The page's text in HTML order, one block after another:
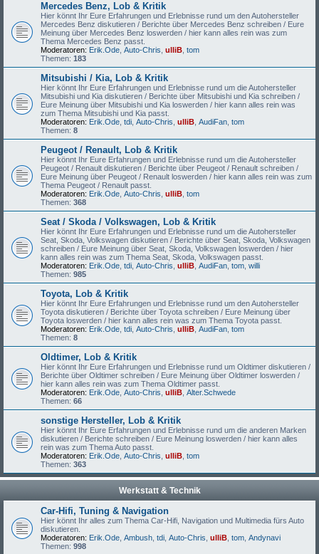
Mercedes Benz, Lob & Kritik
Hier könnt Ihr Eure Erfahrungen und Erlebnisse rund um den Autohersteller
Mercedes Benz diskutieren / Berichte über Mercedes Benz schreiben / Eure
Meinung über Mercedes Benz loswerden / hier kann alles rein was zum
Thema Mercedes Benz passt.
Moderatoren: Erik.Ode Auto-Chris ulliB tom
Themen: 183
Mitsubishi / Kia, Lob & Kritik
Hier könnt Ihr Eure Erfahrungen und Erlebnisse rund um die Autohersteller
Mitsubishi und Kia diskutieren / Berichte über Mitsubishi und Kia schreiben /
Eure Meinung über Mitsubishi und Kia loswerden / hier kann alles rein was
zum Thema Mitsubishi und Kia passt.
Moderatoren: Erik.Ode tdi Auto-Chris ulliB AudiFan tom
Themen: 8
Peugeot / Renault, Lob & Kritik
Hier könnt Ihr Eure Erfahrungen und Erlebnisse rund um die Autohersteller
Peugeot / Renault diskutieren / Berichte über Peugeot / Renault schreiben /
Eure Meinung über Peugeot / Renault loswerden / hier kann alles rein was zum
Thema Peugeot / Renault passt.
Moderatoren: Erik.Ode Auto-Chris ulliB tom
Themen: 368
Seat / Skoda / Volkswagen, Lob & Kritik
Hier könnt Ihr Eure Erfahrungen und Erlebnisse rund um die Autohersteller
Seat, Skoda, Volkswagen diskutieren / Berichte über Seat, Skoda, Volkswagen
schreiben / Eure Meinung über Seat, Skoda, Volkswagen loswerden / hier
kann alles rein was zum Thema Seat, Skoda, Volkswagen passt.
Moderatoren: Erik.Ode tdi Auto-Chris ulliB AudiFan tom willi
Themen: 985
Toyota, Lob & Kritik
Hier könnt Ihr Eure Erfahrungen und Erlebnisse rund um den Autohersteller
Toyota diskutieren / Berichte über Toyota schreiben / Eure Meinung über
Toyota loswerden / hier kann alles rein was zum Thema Toyota passt.
Moderatoren: Erik.Ode tdi Auto-Chris ulliB AudiFan tom
Themen: 8
Oldtimer, Lob & Kritik
Hier könnt Ihr Eure Erfahrungen und Erlebnisse rund um Oldtimer diskutieren /
Berichte über Oldtimer schreiben / Eure Meinung über Oldtimer loswerden /
hier kann alles rein was zum Thema Oldtimer passt.
Moderatoren: Erik.Ode Auto-Chris ulliB Alter.Schwede
Themen: 66
sonstige Hersteller, Lob & Kritik
Hier könnt Ihr Eure Erfahrungen und Erlebnisse rund um die anderen Marken
diskutieren / Berichte schreiben / Eure Meinung loswerden / hier kann alles
rein was zum Thema Auto passt.
Moderatoren: Erik.Ode Auto-Chris ulliB tom
Themen: 363
Werkstatt & Technik
Car-Hifi, Tuning & Navigation
Hier könnt Ihr alles zum Thema Car-Hifi, Navigation und Multimedia fürs Auto
diskutieren.
Moderatoren: Erik.Ode Ambush tdi Auto-Chris ulliB tom Andynavi
Themen: 998